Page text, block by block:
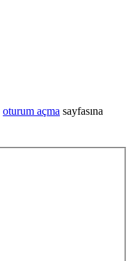
oturum açma sayfasına